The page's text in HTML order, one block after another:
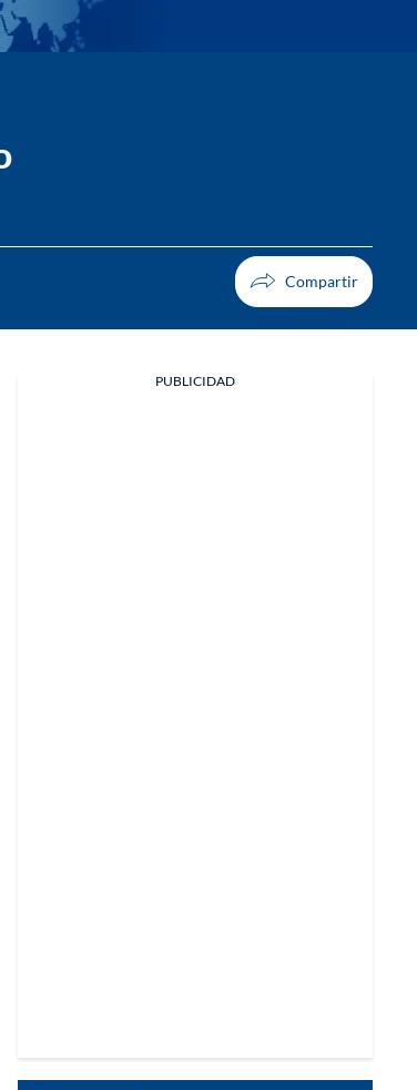
PUBLICIDAD